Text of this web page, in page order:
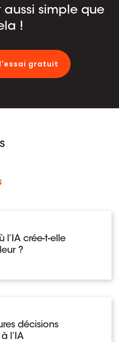
aussi simple que
!
gratuit
l’IA crée-t-elle
?
décisions
l’IA